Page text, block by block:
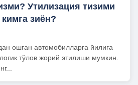
Утилизация тизими
зиён?
ошган автомобилларга йилига
тўлов жорий этилиши мумкин.